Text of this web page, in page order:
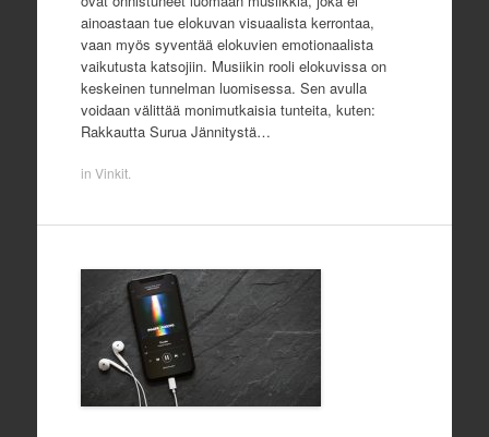
ainoastaan tue elokuvan visuaalista kerrontaa,
vaan myös syventää elokuvien emotionaalista
vaikutusta katsojiin. Musiikin rooli elokuvissa on
keskeinen tunnelman luomisessa. Sen avulla
voidaan välittää monimutkaisia tunteita, kuten:
Rakkautta Surua Jännitystä…
in Vinkit.